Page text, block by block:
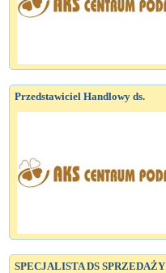
Przedstawiciel Handlowy ds.
SPECJALISTA DS SPRZEDAŻY